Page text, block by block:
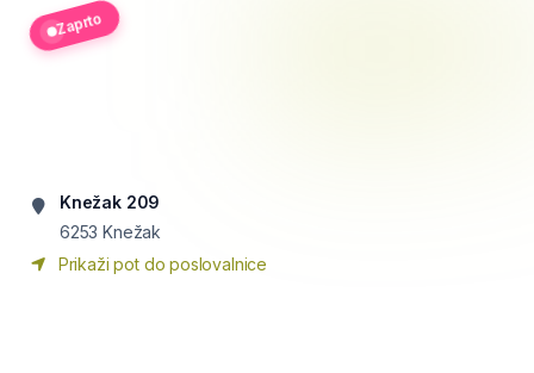
Zaprto
Knežak 209
6253 Knežak
Prikaži pot do poslovalnice